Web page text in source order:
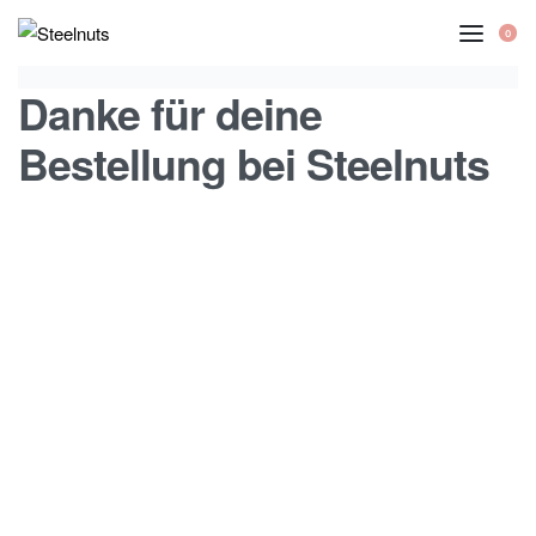
0
Danke für deine
Bestellung bei Steelnuts